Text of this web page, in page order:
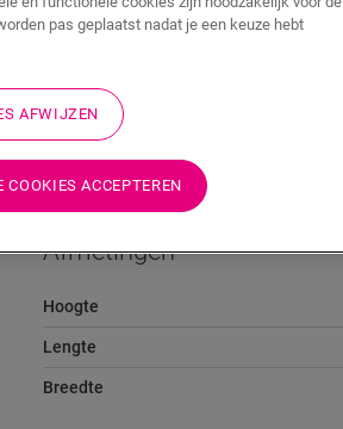
Downloads
Afmetingen
Hoogte
Lengte
Breedte
pas geplaatst nadat je een keuze hebt
AFWIJZEN
COOKIES ACCEPTEREN